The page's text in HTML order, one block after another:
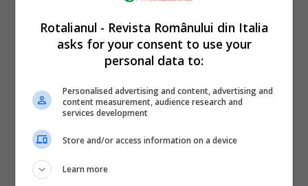
Rotalianul - Revista Românului din Italia
asks for your consent to use your
personal data to:
Personalised advertising and content, advertising and
content measurement, audience research and
services development
Store and/or access information on a device
Learn more